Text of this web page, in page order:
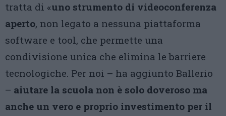
tratta di «uno strumento di videoconferenza
aperto, non legato a nessuna piattaforma
software e tool, che permette una
condivisione unica che elimina le barriere
tecnologiche. Per noi – ha aggiunto Ballerio
– aiutare la scuola non è solo doveroso ma
anche un vero e proprio investimento per il